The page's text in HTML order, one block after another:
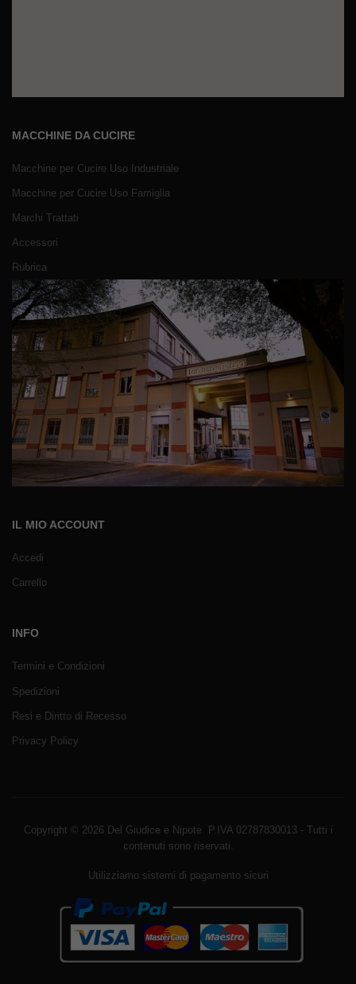
MACCHINE DA CUCIRE
Macchine per Cucire Uso Industriale
Macchine per Cucire Uso Famiglia
Marchi Trattati
Accessori
Rubrica
IL MIO ACCOUNT
Accedi
Carrello
INFO
Termini e Condizioni
Spedizioni
Resi e Diritto di Recesso
Privacy Policy
Copyright © 2026 Del Giudice e Nipote. P.IVA 02787830013 - Tutti i
contenuti sono riservati.
Utilizziamo sistemi di pagamento sicuri